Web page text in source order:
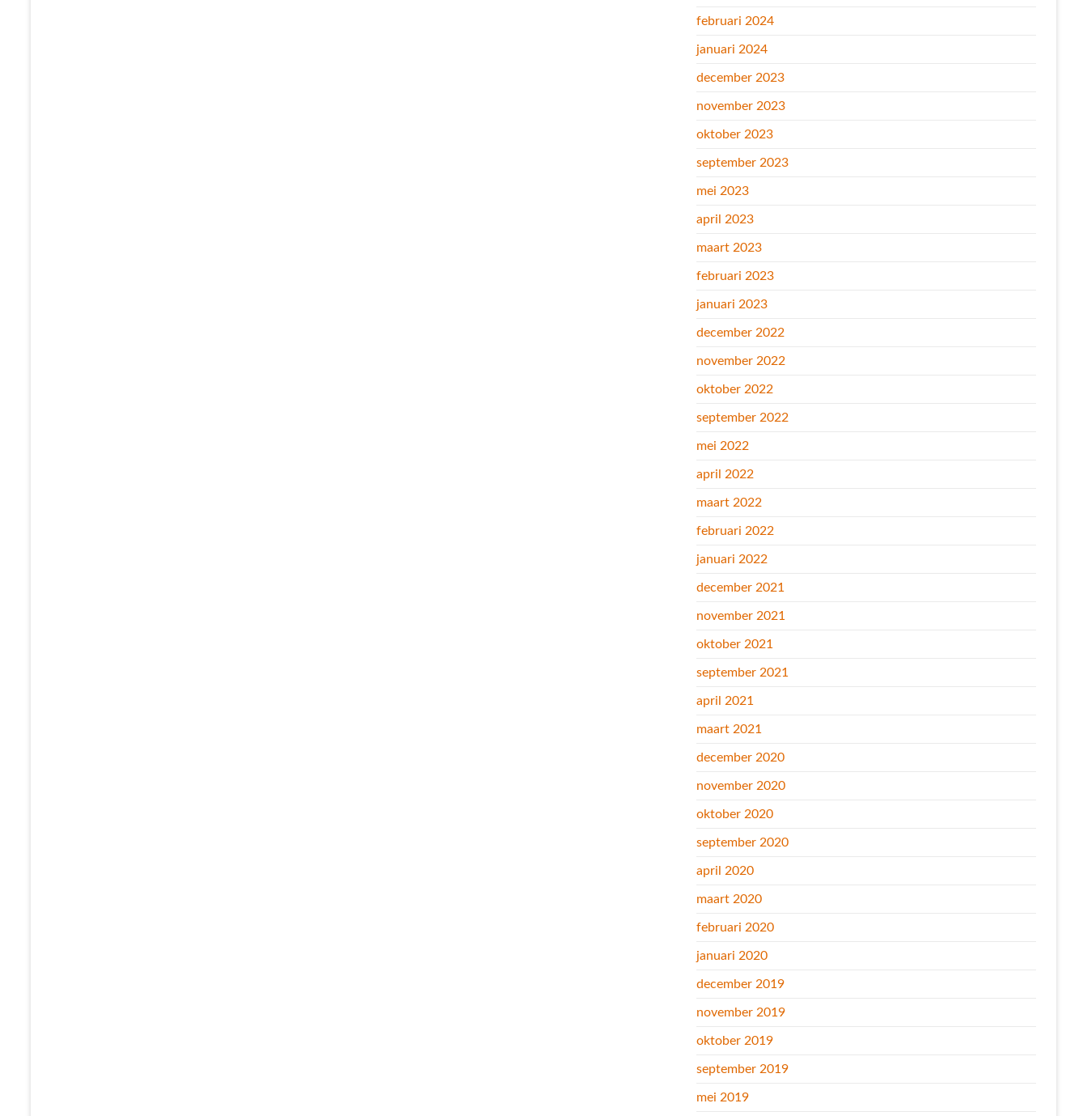
februari 2024
januari 2024
december 2023
november 2023
oktober 2023
september 2023
mei 2023
april 2023
maart 2023
februari 2023
januari 2023
december 2022
november 2022
oktober 2022
september 2022
mei 2022
april 2022
maart 2022
februari 2022
januari 2022
december 2021
november 2021
oktober 2021
september 2021
april 2021
maart 2021
december 2020
november 2020
oktober 2020
september 2020
april 2020
maart 2020
februari 2020
januari 2020
december 2019
november 2019
oktober 2019
september 2019
mei 2019